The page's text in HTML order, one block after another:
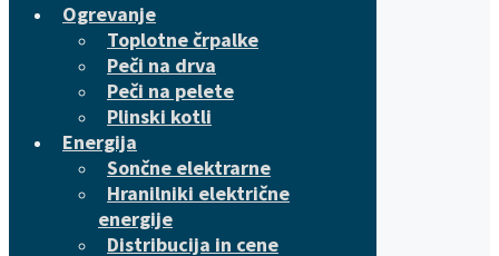
Ogrevanje
Toplotne črpalke
Peči na drva
Peči na pelete
Plinski kotli
Energija
Sončne elektrarne
Hranilniki električne
energije
Distribucija in cene